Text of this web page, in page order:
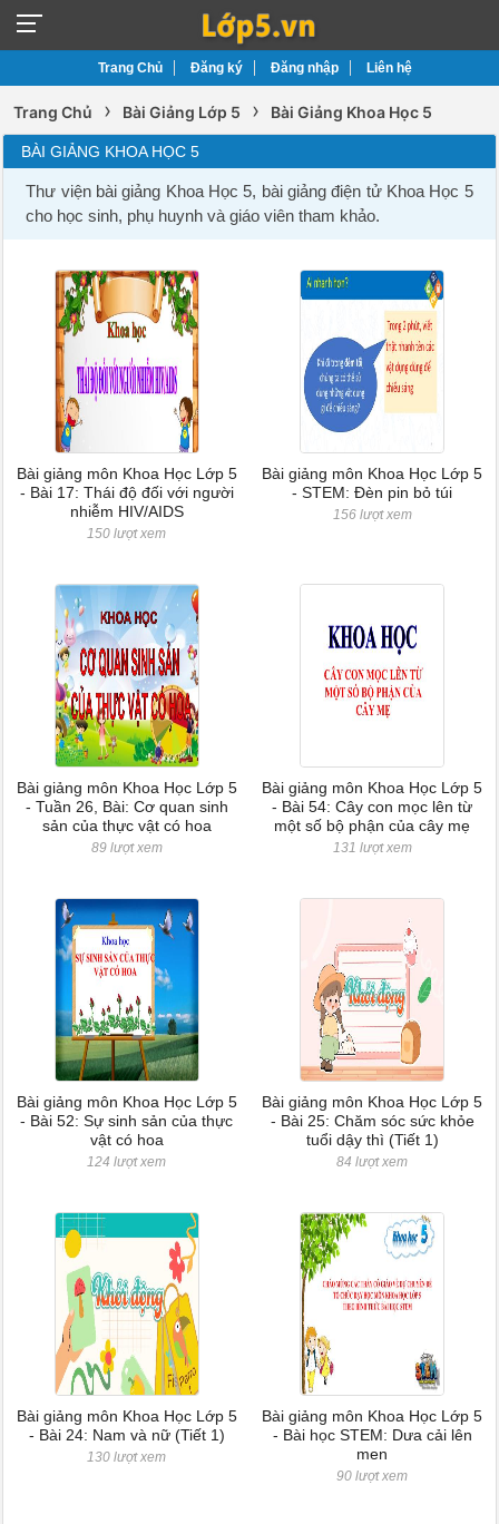
Trang Chủ Đăng ký Đăng nhập Liên hệ
Trang Chủ › Bài Giảng Lớp 5 › Bài Giảng Khoa Học 5
BÀI GIẢNG KHOA HỌC 5
Thư viện bài giảng Khoa Học 5, bài giảng điện tử Khoa Học 5
cho học sinh, phụ huynh và giáo viên tham khảo.
Bài giảng môn Khoa Học Lớp 5
- Bài 17: Thái độ đối với người
nhiễm HIV/AIDS
150 lượt xem
Bài giảng môn Khoa Học Lớp 5
- STEM: Đèn pin bỏ túi
156 lượt xem
Bài giảng môn Khoa Học Lớp 5
- Tuần 26, Bài: Cơ quan sinh
sản của thực vật có hoa
89 lượt xem
Bài giảng môn Khoa Học Lớp 5
- Bài 54: Cây con mọc lên từ
một số bộ phận của cây mẹ
131 lượt xem
Bài giảng môn Khoa Học Lớp 5
- Bài 52: Sự sinh sản của thực
vật có hoa
124 lượt xem
Bài giảng môn Khoa Học Lớp 5
- Bài 25: Chăm sóc sức khỏe
tuổi dậy thì (Tiết 1)
84 lượt xem
Bài giảng môn Khoa Học Lớp 5
- Bài 24: Nam và nữ (Tiết 1)
130 lượt xem
Bài giảng môn Khoa Học Lớp 5
- Bài học STEM: Dưa cải lên
men
90 lượt xem